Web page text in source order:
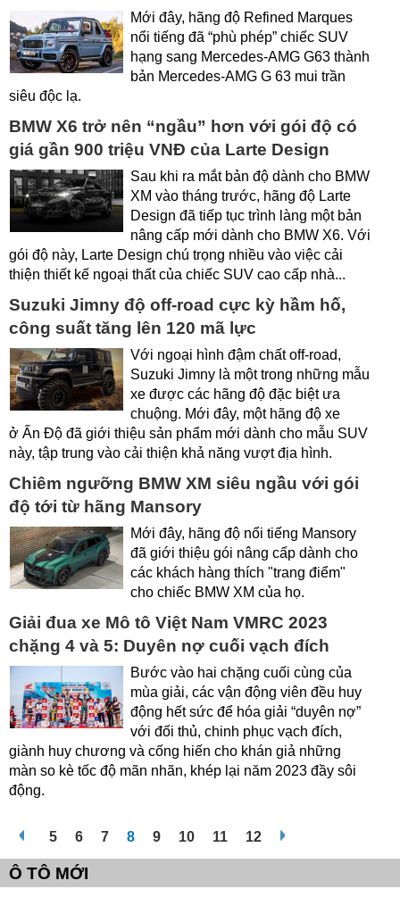
Mới đây, hãng độ Refined Marques
nổi tiếng đã “phù phép” chiếc SUV
hạng sang Mercedes-AMG G63 thành
bản Mercedes-AMG G 63 mui trần
siêu độc lạ.
BMW X6 trở nên “ngầu” hơn với gói độ có
giá gần 900 triệu VNĐ của Larte Design
Sau khi ra mắt bản độ dành cho BMW
XM vào tháng trước, hãng độ Larte
Design đã tiếp tục trình làng một bản
nâng cấp mới dành cho BMW X6. Với
gói độ này, Larte Design chú trọng nhiều vào việc cải
thiện thiết kế ngoại thất của chiếc SUV cao cấp nhà...
Suzuki Jimny độ off-road cực kỳ hầm hố,
công suất tăng lên 120 mã lực
Với ngoại hình đậm chất off-road,
Suzuki Jimny là một trong những mẫu
xe được các hãng độ đặc biệt ưa
chuộng. Mới đây, một hãng độ xe
ở Ấn Độ đã giới thiệu sản phẩm mới dành cho mẫu SUV
này, tập trung vào cải thiện khả năng vượt địa hình.
Chiêm ngưỡng BMW XM siêu ngầu với gói
độ tới từ hãng Mansory
Mới đây, hãng độ nổi tiếng Mansory
đã giới thiệu gói nâng cấp dành cho
các khách hàng thích "trang điểm"
cho chiếc BMW XM của họ.
Giải đua xe Mô tô Việt Nam VMRC 2023
chặng 4 và 5: Duyên nợ cuối vạch đích
Bước vào hai chặng cuối cùng của
mùa giải, các vận động viên đều huy
động hết sức để hóa giải “duyên nợ”
với đối thủ, chinh phục vạch đích,
giành huy chương và cống hiến cho khán giả những
màn so kè tốc độ mãn nhãn, khép lại năm 2023 đầy sôi
động.
5 6 7 8 9 10 11 12
Ô TÔ MỚI